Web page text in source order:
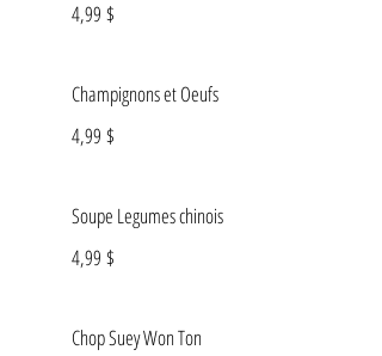
4,99 $
Champignons et Oeufs
4,99 $
Soupe Legumes chinois
4,99 $
Chop Suey Won Ton